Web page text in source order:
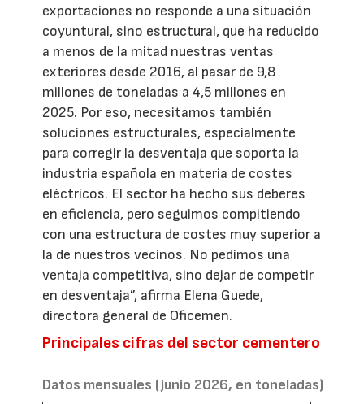
exportaciones no responde a una situación
coyuntural, sino estructural, que ha reducido
a menos de la mitad nuestras ventas
exteriores desde 2016, al pasar de 9,8
millones de toneladas a 4,5 millones en
2025. Por eso, necesitamos también
soluciones estructurales, especialmente
para corregir la desventaja que soporta la
industria española en materia de costes
eléctricos. El sector ha hecho sus deberes
en eficiencia, pero seguimos compitiendo
con una estructura de costes muy superior a
la de nuestros vecinos. No pedimos una
ventaja competitiva, sino dejar de competir
en desventaja”, afirma Elena Guede,
directora general de Oficemen.
Principales cifras del sector cementero
Datos mensuales (junio 2026, en toneladas)